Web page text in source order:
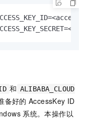
和 ALIBABA_CLOUD
备好的 AccessKey ID
系统。本操作以